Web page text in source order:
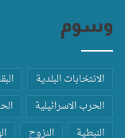
وسوم
الانتخابات البلدية
الحرب الاسرائيلية
النبطية
النزوح